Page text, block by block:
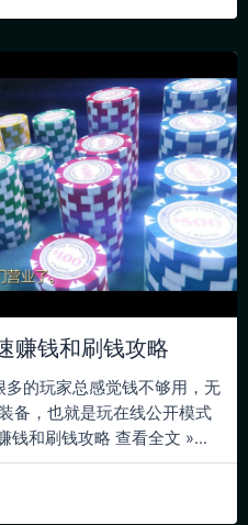
赚钱和刷钱攻略
的玩家总感觉钱不够用，无
备，也就是玩在线公开模式
钱和刷钱攻略 查看全文 »...